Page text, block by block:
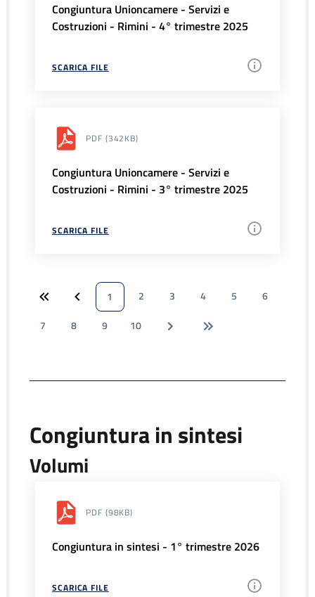
Congiuntura Unioncamere - Servizi e
Costruzioni - Rimini - 4° trimestre 2025
SCARICA FILE
PDF (342KB)
Congiuntura Unioncamere - Servizi e
Costruzioni - Rimini - 3° trimestre 2025
SCARICA FILE
1 2 3 4 5
6
7
8 9 10
Congiuntura in sintesi
Volumi
PDF (98KB)
Congiuntura in sintesi - 1° trimestre 2026
SCARICA FILE